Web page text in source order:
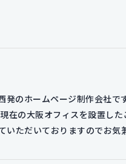
のホームページ制作会社
在の大阪オフィスを設置し
ただいておりますのでお気